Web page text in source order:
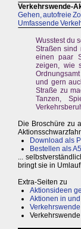
Verkehrswende-
Gehen, autofreie
Umfassende
Wusstest du
Straßen sind
einen paar
zeigen, wie
und gern
Straße zu
Tanzen,
Die Broschüre zu
Download als
Bestellen als
...
bringt sie in
Extra-Seiten zu
Aktionsideen
Aktionen in
Verkehrswende